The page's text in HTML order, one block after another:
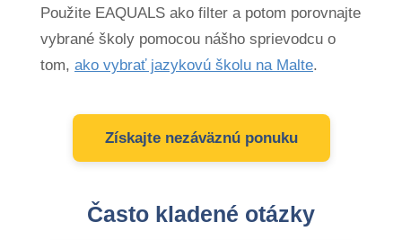
Použite EAQUALS ako filter a potom porovnajte
vybrané školy pomocou nášho sprievodcu o
tom, ako vybrať jazykovú školu na Malte.
Získajte nezáväznú ponuku
Často kladené otázky